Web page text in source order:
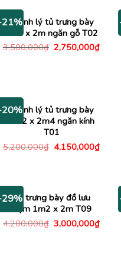
Thanh lý tủ trưng bày
1m2 x 2m ngăn gỗ T02
3,500,000₫ Giá
gốc
2,750,000₫Giá
Thanh lý tủ trưng bày
1m2 x 2m4 ngăn kính
T01
5,200,000₫ Giá
gốc
4,150,000₫Giá
Tủ trưng bày đồ lưu
niệm 1m2 x 2m T09
4,200,000₫ Giá
gốc
3,000,000₫Giá